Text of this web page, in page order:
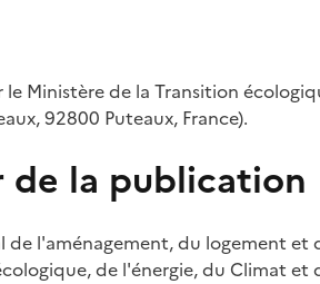
Ministère de la Transition
92800 Puteaux, France).
de la publication
de l'aménagement, du logement
de l'énergie, du Climat et